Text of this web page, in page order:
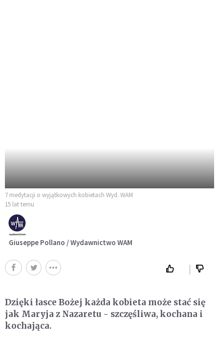
7 medytacji o wyjątkowych kobietach Wyd. WAM
15 lat temu
Giuseppe Pollano / Wydawnictwo WAM
Dzięki łasce Bożej każda kobieta może stać się
jak Maryja z Nazaretu - szczęśliwa, kochana i
kochająca.